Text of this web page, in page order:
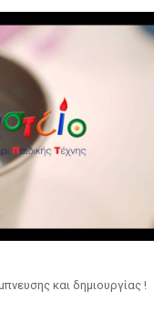
και δημιουργίας !